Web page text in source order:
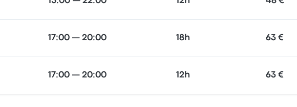
17:00 — 20:00 18h 63 €
17:00 — 20:00 12h 63 €